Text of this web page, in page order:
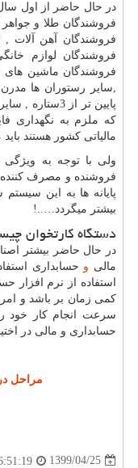
در حال حاضر از اول
فروشندگان طلا و
فروشندگان آهن آلات
فروشندگان لوازم
فروشندگان ماشین
,سایر رستوران ها
پایین تر از
که ملزم به نگهداری
مالیاتی کشور هستند
ولی با توجه به
فروشنده و مصرف
پایانه ها به این
بیشتر میگردد…..!
دستگاه کارتخوان
در حال حاضر بیشتر
مالی و حسابداری
استفاده از نرم افزار
کمی زمان بر باشد و
سرعت انجام کار خود را
حسابداری و مالی در
مراحل
1399/04/25